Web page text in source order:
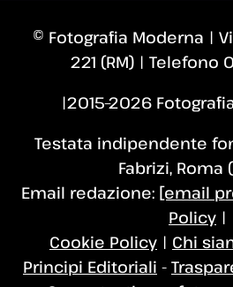
© Fotografia Moderna |
221 (RM) | Telefono
|2015–2026
Testata indipendente
Fabrizi, Roma
Email redazione: [email
Policy |
Cookie Policy | Chi
Principi Editoriali -